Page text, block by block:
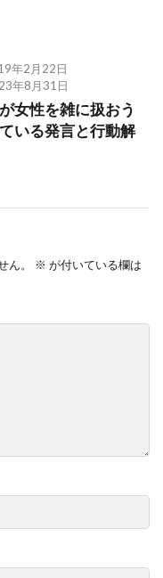
年2月22日
年8月31日
女性を雑に扱おう
いる発言と行動解
ん。 ※ が付いている欄は